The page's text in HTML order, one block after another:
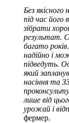
Без
під час його
зібрати
результат.
багато
надійно і
підведуть.
який
насіння та
лише від
урожай і
фермер.